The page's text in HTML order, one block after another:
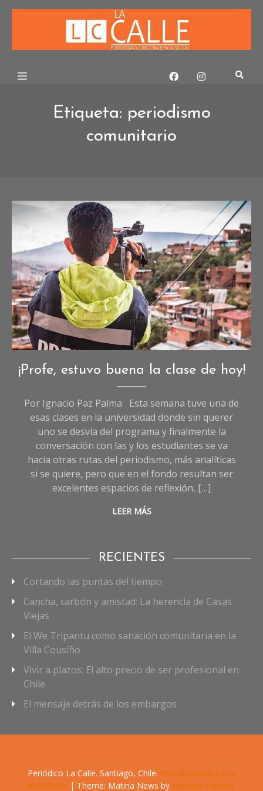
Skip
Etiqueta: periodismo
comunitario
Opinión
¡Profe, estuvo buena la clase de hoy!
Por Ignacio Paz Palma Esta semana tuve una de
esas clases en la universidad donde sin querer
uno se desvía del programa y finalmente la
conversación con las y los estudiantes se va
hacia otras rutas del periodismo, más analíticas
si se quiere, pero que en el fondo resultan ser
excelentes espacios de reflexión, […]
LEER MÁS
RECIENTES
Cortando las puntas del tiempo
Cancha, carbón y amistad: La herencia de Casas
Viejas
El We Tripantu como sanación comunitaria en la
Villa Cousiño
Vivir a plazos: El alto precio de ser profesional en
Chile
El mensaje detrás de los embargos
Periódico La Calle. Santiago, Chile. Proudly powered by
WordPress | Theme: Matina News by Mystery Themes.